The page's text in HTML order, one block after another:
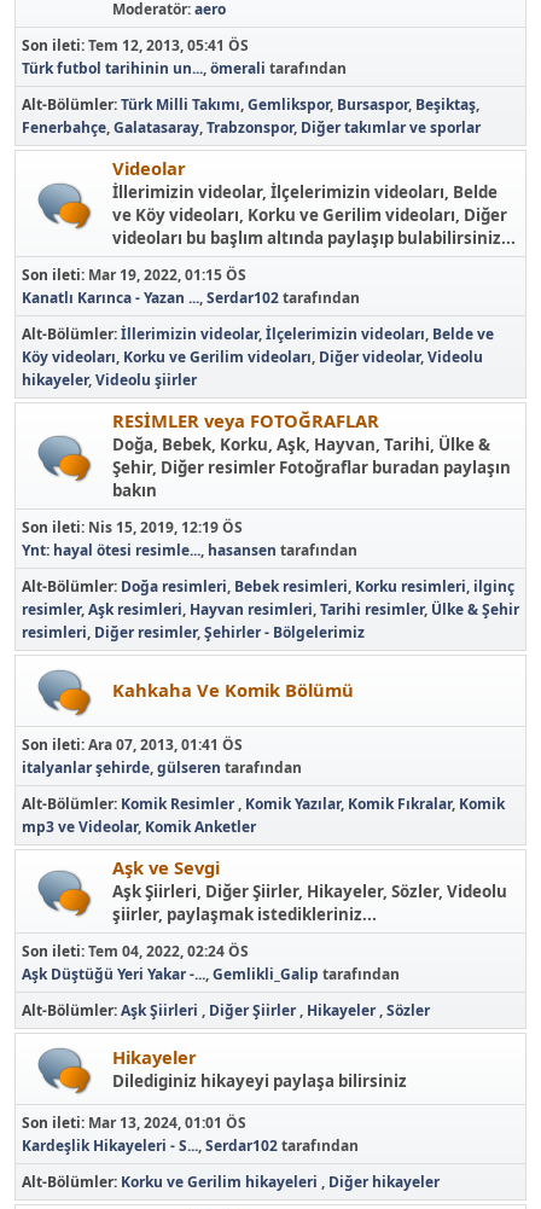
Moderatör:aero
Son ileti:Tem 12, 2013, 05:41 ÖS
Türk futbol tarihinin un...,ömerali tarafından
Alt-Bölümler Türk Milli Takımı Gemlikspor Bursaspor Beşiktaş
Fenerbahçe Galatasaray Trabzonspor Diğer takımlar ve sporlar
Videolar
İllerimizin videolar, İlçelerimizin videoları, Belde
ve Köy videoları, Korku ve Gerilim videoları, Diğer
videoları bu başlım altında paylaşıp bulabilirsiniz...
Son ileti: Mar 19, 2022, 01:15 ÖS
Kanatlı Karınca - Yazan ...,Serdar102tarafından
Alt-Bölümler İllerimizin videolar İlçelerimizin videoları Belde ve
Köy videoları Korku ve Gerilim videoları Diğer videolar Videolu
hikayeler Videolu şiirler
RESİMLER veya FOTOĞRAFLAR
Doğa, Bebek, Korku, Aşk, Hayvan, Tarihi, Ülke &
Şehir, Diğer resimler Fotoğraflar buradan paylaşın
bakın
Son ileti: Nis 15, 2019, 12:19 ÖS
Ynt: hayal ötesi resimle..., hasansen tarafından
Alt-Bölümler Doğa resimleri Bebek resimleri Korku resimleri ilginç
resimler Aşk resimleri Hayvan resimleri Tarihi resimler Ülke & Şehir
resimleri Diğer resimler Şehirler - Bölgelerimiz
Kahkaha Ve Komik Bölümü
Son ileti:Ara 07, 2013, 01:41 ÖS
italyanlar şehirde,gülseren tarafından
Alt-Bölümler Komik Resimler Komik Yazılar Komik Fıkralar Komik
mp3 ve Videolar Komik Anketler
Aşk ve Sevgi
Aşk Şiirleri, Diğer Şiirler, Hikayeler, Sözler, Videolu
şiirler, paylaşmak istedikleriniz...
Son ileti:Tem 04, 2022, 02:24 ÖS
Aşk Düştüğü Yeri Yakar -...,Gemlikli_Galip tarafından
Alt-Bölümler Aşk Şiirleri Diğer Şiirler Hikayeler Sözler
Hikayeler
Dilediginiz hikayeyi paylaşa bilirsiniz
Son ileti: Mar 13, 2024, 01:01 ÖS
Kardeşlik Hikayeleri - S...,Serdar102tarafından
Alt-Bölümler Korku ve Gerilim hikayeleri Diğer hikayeler